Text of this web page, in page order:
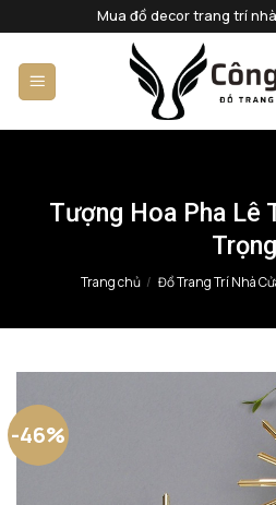
qua
nội
dung
Mua đồ decor trang trí
Tượng Hoa Pha Lê
Trọng
Trang chủ / Đồ Trang Trí Nhà
-46%